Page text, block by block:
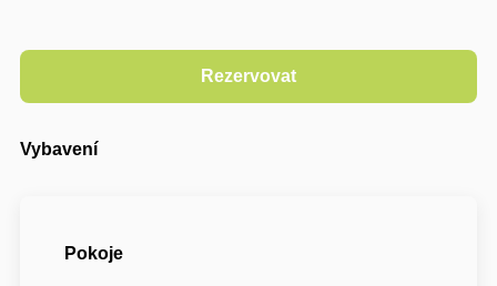
Vybavení
Pokoje